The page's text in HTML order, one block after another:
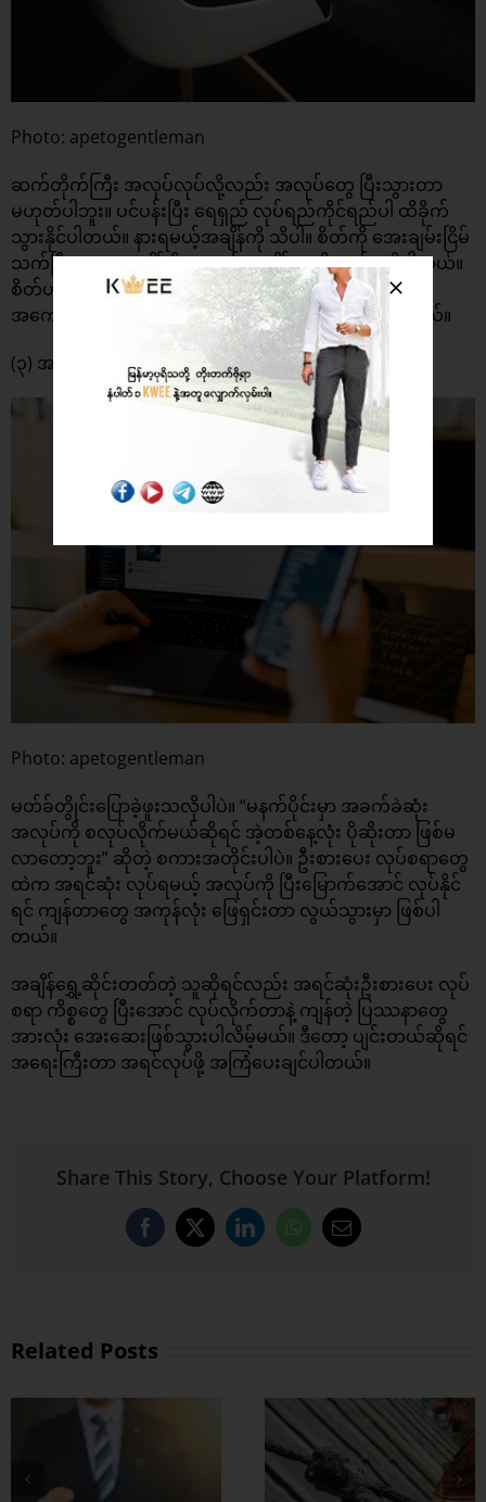
Photo: apetogentleman
ဆက်တိုက်ကြီး အလုပ်လုပ်လို့လည်း အလုပ်တွေ ပြီးသွားတာ
မဟုတ်ပါဘူး။ ပင်ပန်းပြီး ‌ရေရှည် လုပ်ရည်ကိုင်ရည်ပါ ထိခိုက်
သွားနိုင်ပါတယ်။ နားရမယ့်အချိန်ကို သိပါ။ စိတ်ကို အေးချမ်းငြိမ်
သက်ပြီး အနားယူချိန် ပိုရအောင် အချိန်ပေးဖို့လည်း လိုပါတယ်။
စိတ်ဟာ ထက်မြက်နေရင် လုပ်သမျှ အလုပ်အကိုင်တိုင်းမှာ
အကောင်းဆုံး စွမ်းဆောင်ရည်ကို ထုတ်သုံးနိုင်မှာ ဖြစ်ပါတယ်။
(၃) အခက်ဆုံးအလုပ် အရင်လုပ်ပါ
Photo: apetogentleman
မတ်ခ်တွိုင်းပြောခဲ့ဖူးသလိုပါပဲ။ “မနက်ပိုင်းမှာ အခက်ခဲဆုံး
အလုပ်ကို စလုပ်လိုက်မယ်ဆိုရင် အဲ့တစ်နေ့လုံး ပိုဆိုးတာ ဖြစ်မ
လာတော့ဘူး” ဆိုတဲ့ စကားအတိုင်းပါပဲ။ ဦးစားပေး လုပ်စရာတွေ
ထဲက အ‌‌‌ရင်ဆုံး လုပ်ရမယ့် အလုပ်ကို ပြီးမြောက်အောင် လုပ်နိုင်
ရင် ကျန်တာတွေ အကုန်လုံး ဖြေရှင်းတာ လွယ်သွားမှာ ဖြစ်ပါ
တယ်။
အချိန်‌ရွှေ့ဆိုင်းတတ်တဲ့ သူဆိုရင်လည်း အရင်ဆုံးဦးစားပေး လုပ်
စရာ ကိစ္စတွေ ပြီးအောင် လုပ်လိုက်တာနဲ့ ကျန်တဲ့ ပြဿနာတွေ
အားလုံး အေးဆေးဖြစ်သွားပါလိမ့်မယ်။ ဒီတော့ ပျင်းတယ်ဆိုရင်
အ‌ရေးကြီးတာ အရင်လုပ်ဖို့ အကြံပေးချင်ပါတယ်။
Share This Story, Choose Your Platform!
Facebook
X LinkedInWhatsApp
Email
Related Posts
စိတ်မာတဲ့သူတွေက